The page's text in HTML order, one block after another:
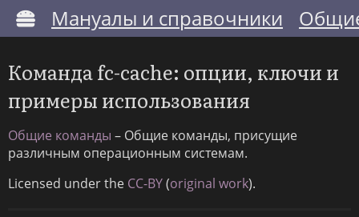
Мануалы и справочники
Команда fc-cache: опции, ключи и
примеры использования
Общие команды – Общие команды, присущие
различным операционным системам.
Licensed under the CC-BY(original work).